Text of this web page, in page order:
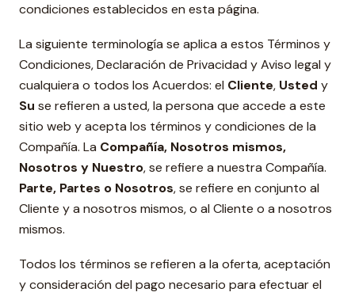
condiciones establecidos en esta página.
La siguiente terminología se aplica a estos Términos y
Condiciones, Declaración de Privacidad y Aviso legal y
cualquiera o todos los Acuerdos: el Cliente, Usted y
Su se refieren a usted, la persona que accede a este
sitio web y acepta los términos y condiciones de la
Compañía. La Compañía, Nosotros mismos,
Nosotros y Nuestro, se refiere a nuestra Compañía.
Parte, Partes o Nosotros, se refiere en conjunto al
Cliente y a nosotros mismos, o al Cliente o a nosotros
mismos.
Todos los términos se refieren a la oferta, aceptación
y consideración del pago necesario para efectuar el